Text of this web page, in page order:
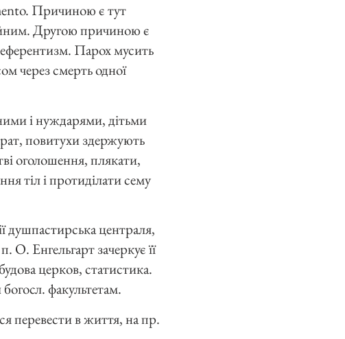
Причиною є тут
Другою причиною є
Парох мусить
через смерть одної
і нуждарями, дітьми
повитухи здержують
оголошення, плякати,
тіл і протиділати сему
душпастирська централя,
О. Енгельгарт зачеркує її
церков, статистика.
факультетам.
перевести в життя, на пр.